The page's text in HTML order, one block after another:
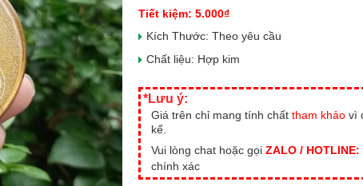
Tiết kiệm: 5.000₫
Kích Thước: Theo yêu cầu
Chất liệu: Hợp kim
*Lưu ý:
Giá trên chỉ mang tính chất tham khảo vì
kế.
Vui lòng chat hoặc gọi ZALO / HOTLINE:
chính xác